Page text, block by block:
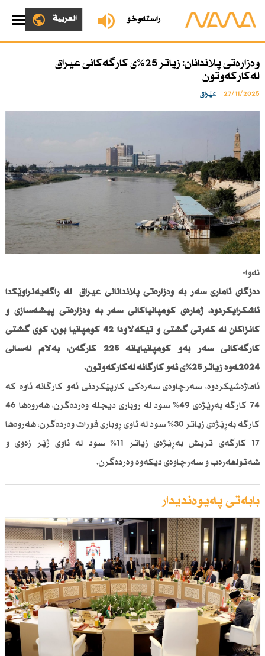
ڕاستەوخۆ العربية
وەزارەتی پلاندانان: زیاتر 25%ی كارگەكانی عیراق
لەكاركەوتون
27/11/2025 عێراق
نەوا-
دەزگای ئاماری سەر بە وەزارەتی پلاندانانی عیراق لە راگەیەنراوێكدا
ئاشكرایكردوە، ژمارەی كۆمپانیاكانی سەر بە وەزارەتی پیشەسازی و
كانزاكان لە كەرتی گشتی و تێكەڵاودا 42 كۆمپانیا بون، كۆی گشتی
كارگەكانی سەر بەو كۆمپانیایانە 225 كارگەن، بەڵام لەساڵی
2024ـەوە زیاتر 25%ی ئەو كارگانە لەكاركەوتون.
ئاماژەشیكردوە، سەرچاوەی سەرەكی كارپێكردنی ئەو كارگانە ئاوە كە
74 كارگە بەڕێژەی 49% سود لە روباری دیجلە وەردەگرن، هەروەها 46
كارگە بەڕێژەی زیاتر 30% سود لە ئاوی ڕوباری فورات وەردەگرن، هەروەها
17 كارگەی تریش بەڕێژەی زیاتر 11% سود لە ئاوی ژێر زەوی و
شەتولعەرەب و سەرچاوەی دیكەوە وەردەگرن.
بابەتی پەیوەندیدار